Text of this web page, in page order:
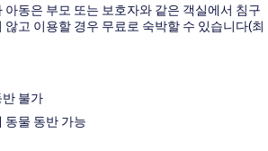
아동은 부모 또는 보호자와 같은 객실에서 침구
않고 이용할 경우 무료로 숙박할 수 있습니다(최
불가
동물 동반 가능